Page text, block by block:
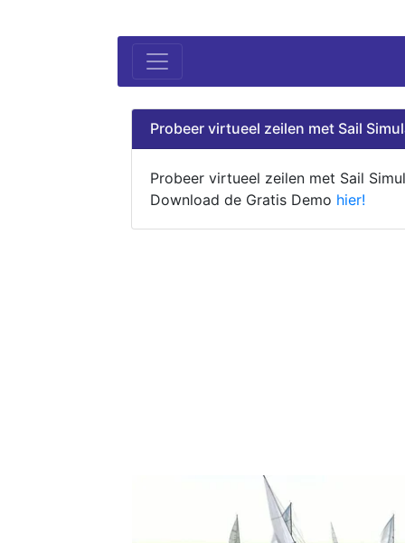
Probeer virtueel zeilen met Sail
Probeer virtueel zeilen met Sail
Download de Gratis Demo hier!